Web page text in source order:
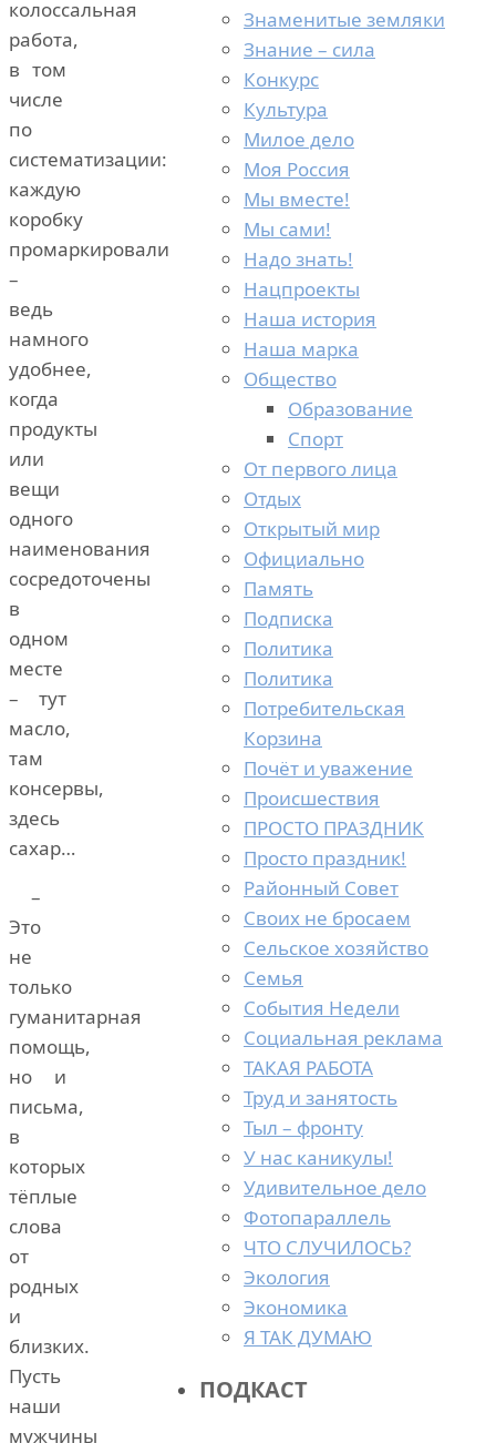
колоссальная
работа,
в том
числе
по
систематизации:
каждую
коробку
промаркировали
–
ведь
намного
удобнее,
когда
продукты
или
вещи
одного
наименования
сосредоточены
в
одном
месте
– тут
масло,
там
консервы,
здесь
сахар…
–
Это
не
только
гуманитарная
помощь,
но и
письма,
в
которых
тёплые
слова
от
родных
и
близких.
Пусть
наши
мужчины
Знаменитые земляки
Знание – сила
Конкурс
Культура
Милое дело
Моя Россия
Мы вместе!
Мы сами!
Надо знать!
Нацпроекты
Наша история
Наша марка
Общество
Образование
Спорт
От первого лица
Отдых
Открытый мир
Официально
Память
Подписка
Политика
Политика
Потребительская
Корзина
Почёт и уважение
Происшествия
ПРОСТО ПРАЗДНИК
Просто праздник!
Районный Совет
Своих не бросаем
Сельское хозяйство
Семья
События Недели
Социальная реклама
ТАКАЯ РАБОТА
Труд и занятость
Тыл – фронту
У нас каникулы!
Удивительное дело
Фотопараллель
ЧТО СЛУЧИЛОСЬ?
Экология
Экономика
Я ТАК ДУМАЮ
ПОДКАСТ